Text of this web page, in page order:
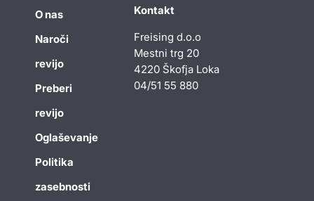
O nas
Naroči
revijo
Preberi
revijo
Oglaševanje
Politika
zasebnosti
Kontakt
Freising d.o.o
Mestni trg 20
4220 Škofja Loka
04/51 55 880